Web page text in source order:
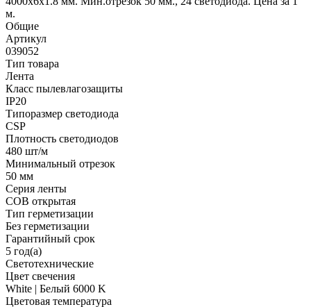
м.
Общие
Артикул
039052
Тип товара
Лента
Класс пылевлагозащиты
IP20
Типоразмер светодиода
CSP
Плотность светодиодов
480 шт/м
Минимальный отрезок
50 мм
Серия ленты
COB открытая
Тип герметизации
Без герметизации
Гарантийный срок
5 год(а)
Светотехнические
Цвет свечения
White | Белый 6000 K
Цветовая температура